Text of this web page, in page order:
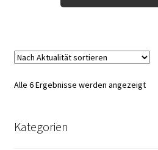
Alle 6 Ergebnisse werden angezeigtNach
Kategorien